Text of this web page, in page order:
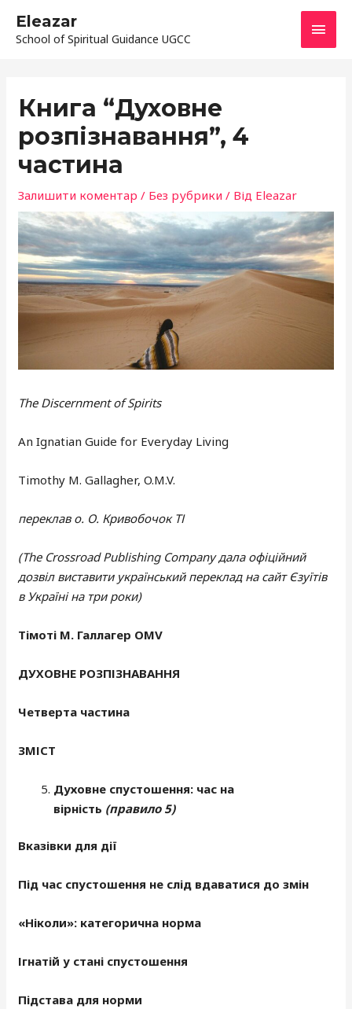
вмісту
Eleazar
School of Spiritual Guidance UGCC
Книга “Духовне
розпізнавання”, 4
частина
Залишити коментар / Без рубрики / Від Eleazar
The Discernment of Spirits
An Ignatian Guide for Everyday Living
Timothy M. Gallagher, O.M.V.
переклав о. О. Кривобочок ТІ
(The Crossroad Publishing Company дала офіційний
дозвіл виставити український переклад на сайт Єзуїтів
в Україні на три роки)
Тімоті М. Галлагер OMV
ДУХОВНЕ РОЗПІЗНАВАННЯ
Четверта частина
ЗМІСТ
Духовне спустошення: час на
вірність (правило 5)
Вказівки для дії
Під час спустошення не слід вдаватися до змін
«Ніколи»: категорична норма
Ігнатій у стані спустошення
Підстава для норми
запису